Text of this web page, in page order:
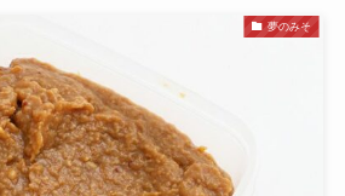
夢のみそ